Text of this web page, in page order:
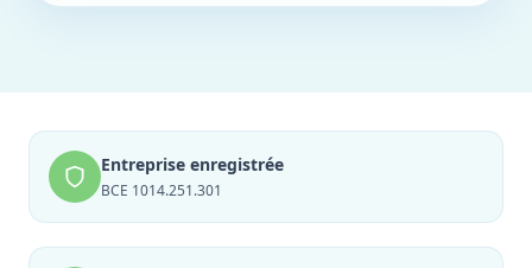
Entreprise enregistrée
BCE 1014.251.301